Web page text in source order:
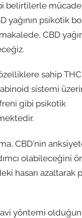
belirtilerle
yağının psikotik
CBD
sahip
sistemi
gibi psikotik
CBD'nin
olabileceğini
hasarı azaltarak
yöntemi